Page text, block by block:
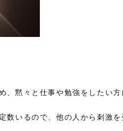
、黙々と仕事や勉強をしたい
数いるので、他の人から刺激